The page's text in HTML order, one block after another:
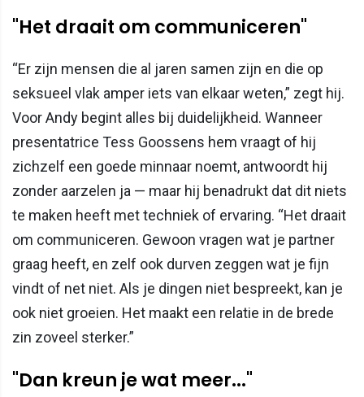
"Het draait om communiceren"
“Er zijn mensen die al jaren samen zijn en die op
seksueel vlak amper iets van elkaar weten,” zegt hij.
Voor Andy begint alles bij duidelijkheid. Wanneer
presentatrice Tess Goossens hem vraagt of hij
zichzelf een goede minnaar noemt, antwoordt hij
zonder aarzelen ja — maar hij benadrukt dat dit niets
te maken heeft met techniek of ervaring. “Het draait
om communiceren. Gewoon vragen wat je partner
graag heeft, en zelf ook durven zeggen wat je fijn
vindt of net niet. Als je dingen niet bespreekt, kan je
ook niet groeien. Het maakt een relatie in de brede
zin zoveel sterker.”
"Dan kreun je wat meer..."